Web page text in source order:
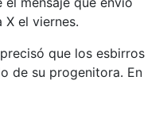
el viernes.
que los esbirros
de su progenitora. En